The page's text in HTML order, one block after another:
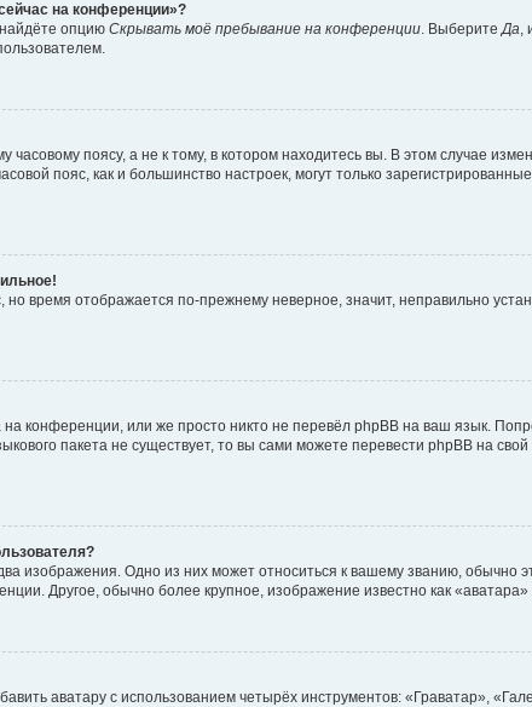
на конференции»?
опцию Скрывать моё пребывание на конференции. ВыберитеДа,
поясу, а не к тому, в котором находитесь вы. В этом случае
пояс, как и большинство настроек, могут только
но время отображается по-прежнему неверное, значит, неправильно
конференции, или же просто никто не перевёл phpBB на ваш язык.
пакета не существует, то вы сами можете перевести phpBB на
изображения. Одно из них может относиться к вашему званию, обычно
Другое, обычно более крупное, изображение известно как
аватару с использованием четырёх инструментов: «Граватар»,